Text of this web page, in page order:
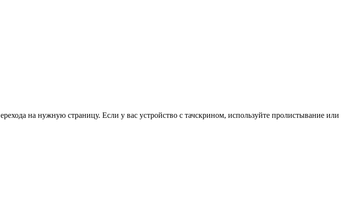
на нужную страницу. Если у вас устройство с тачскрином, используйте пролистывание или